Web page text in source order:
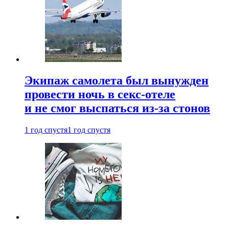
Экипаж самолета был вынужден
провести ночь в секс-отеле
и не смог выспаться из-за стонов
1 год спустя1 год спустя